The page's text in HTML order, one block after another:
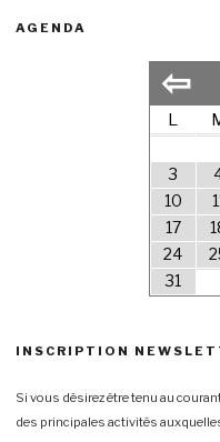
AGENDA
⇦
L
3
10
17
24
31
INSCRIPTION
Si vous désirez être tenu au
des principales activités